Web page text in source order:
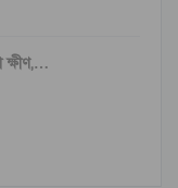
ক্ষীণ,…